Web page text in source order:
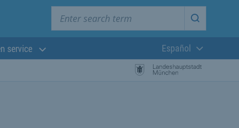
Start
service
Lengua actual:
Español